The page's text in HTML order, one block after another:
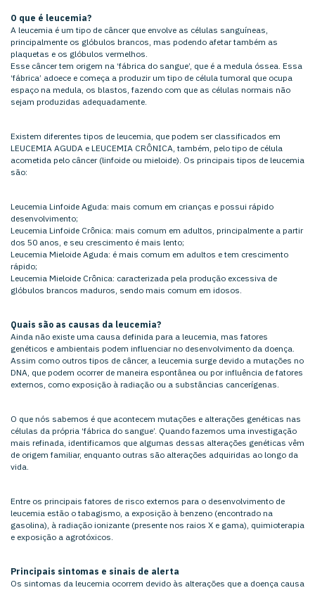
O que é leucemia?
A leucemia é um tipo de câncer que envolve as células sanguíneas,
principalmente os glóbulos brancos, mas podendo afetar também as
plaquetas e os glóbulos vermelhos.
Esse câncer tem origem na ‘fábrica do sangue’, que é a medula óssea. Essa
‘fábrica’ adoece e começa a produzir um tipo de célula tumoral que ocupa
espaço na medula, os blastos, fazendo com que as células normais não
sejam produzidas adequadamente.
Existem diferentes tipos de leucemia, que podem ser classificados em
LEUCEMIA AGUDA e LEUCEMIA CRÔNICA, também, pelo tipo de célula
acometida pelo câncer (linfoide ou mieloide). Os principais tipos de leucemia
são:
Leucemia Linfoide Aguda: mais comum em crianças e possui rápido
desenvolvimento;
Leucemia Linfoide Crônica: mais comum em adultos, principalmente a partir
dos 50 anos, e seu crescimento é mais lento;
Leucemia Mieloide Aguda: é mais comum em adultos e tem crescimento
rápido;
Leucemia Mieloide Crônica: caracterizada pela produção excessiva de
glóbulos brancos maduros, sendo mais comum em idosos.
Quais são as causas da leucemia?
Ainda não existe uma causa definida para a leucemia, mas fatores
genéticos e ambientais podem influenciar no desenvolvimento da doença.
Assim como outros tipos de câncer, a leucemia surge devido a mutações no
DNA, que podem ocorrer de maneira espontânea ou por influência de fatores
externos, como exposição à radiação ou a substâncias cancerígenas.
O que nós sabemos é que acontecem mutações e alterações genéticas nas
células da própria ‘fábrica do sangue’. Quando fazemos uma investigação
mais refinada, identificamos que algumas dessas alterações genéticas vêm
de origem familiar, enquanto outras são alterações adquiridas ao longo da
vida.
Entre os principais fatores de risco externos para o desenvolvimento de
leucemia estão o tabagismo, a exposição à benzeno (encontrado na
gasolina), à radiação ionizante (presente nos raios X e gama), quimioterapia
e exposição a agrotóxicos.
Principais sintomas e sinais de alerta
Os sintomas da leucemia ocorrem devido às alterações que a doença causa